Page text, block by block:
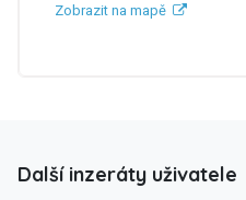
Zobrazit na mapě
Další inzeráty uživatele